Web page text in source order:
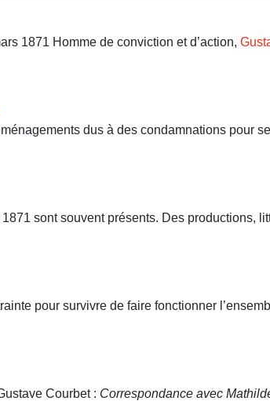
1871 Homme de conviction et d’action,
dus à des condamnations pour
sont souvent présents. Des productions,
pour survivre de faire fonctionner
Courbet : Correspondance avec